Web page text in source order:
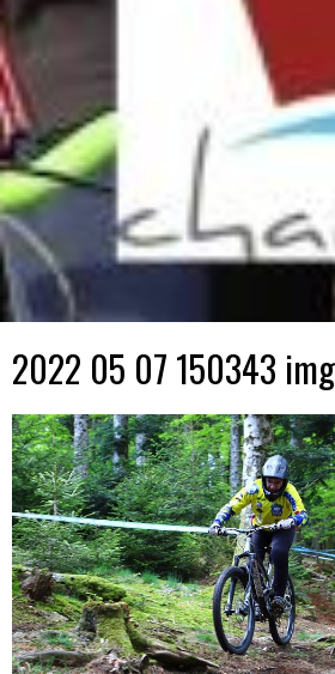
2022 05 07 150343